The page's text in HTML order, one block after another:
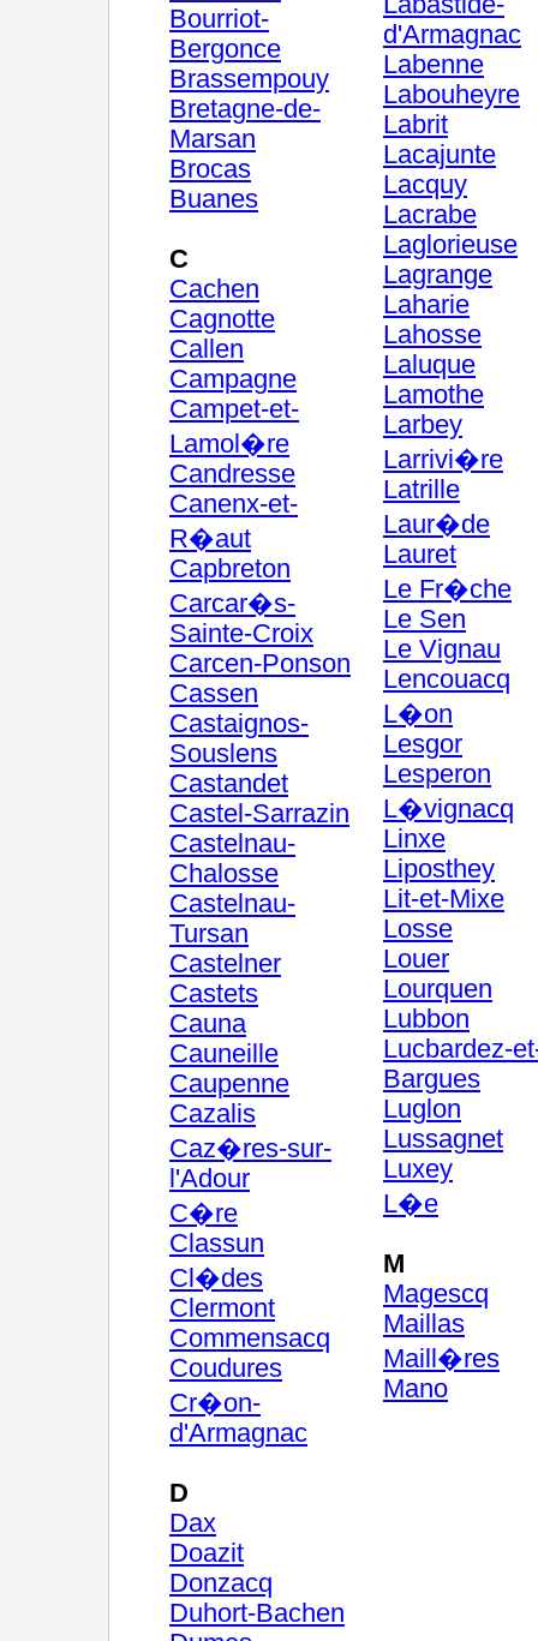
Bourriot-
Bergonce
Brassempouy
Bretagne-de-
Marsan
Brocas
Buanes
C
Cachen
Cagnotte
Callen
Campagne
Campet-et-
Lamol�re
Candresse
Canenx-et-
R�aut
Capbreton
Carcar�s-
Sainte-Croix
Carcen-Ponson
Cassen
Castaignos-
Souslens
Castandet
Castel-Sarrazin
Castelnau-
Chalosse
Castelnau-
Tursan
Castelner
Castets
Cauna
Cauneille
Caupenne
Cazalis
Caz�res-sur-
l'Adour
C�re
Classun
Cl�des
Clermont
Commensacq
Coudures
Cr�on-
d'Armagnac
D
Dax
Doazit
Donzacq
Duhort-Bachen
d'Armagnac
Labenne
Labouheyre
Labrit
Lacajunte
Lacquy
Lacrabe
Laglorieuse
Lagrange
Laharie
Lahosse
Laluque
Lamothe
Larbey
Larrivi�re
Latrille
Laur�de
Lauret
Le Fr�che
Le Sen
Le Vignau
Lencouacq
L�on
Lesgor
Lesperon
L�vignacq
Linxe
Liposthey
Lit-et-Mixe
Losse
Louer
Lourquen
Lubbon
Lucbardez-
Bargues
Luglon
Lussagnet
Luxey
L�e
M
Magescq
Maillas
Maill�res
Mano